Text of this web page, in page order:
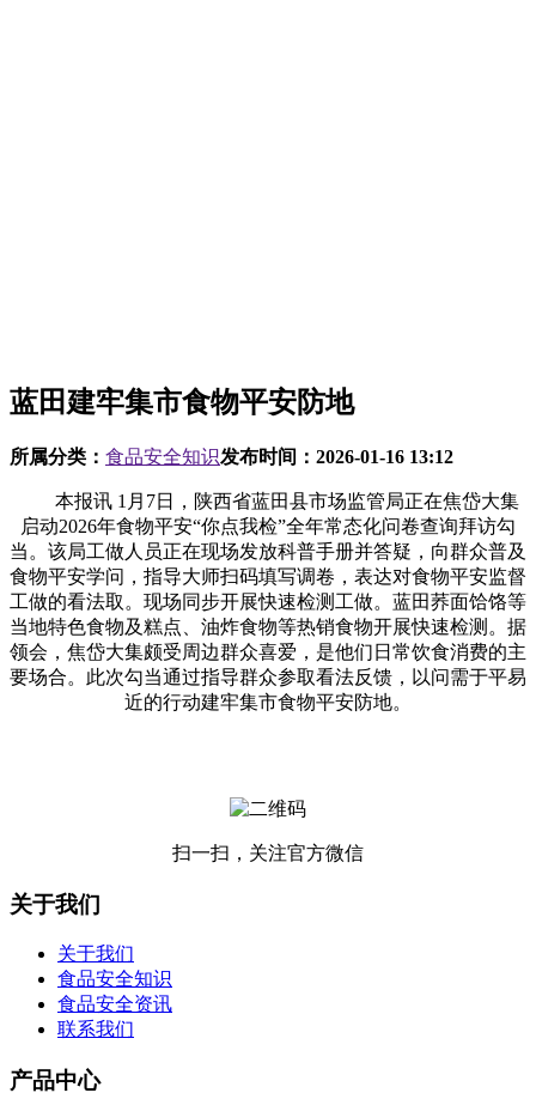
蓝田建牢集市食物平安防地
所属分类： 食品安全知识发布时间： 2026-01-16 13:12
本报讯 1月7日，陕西省蓝田县市场监管局正在焦岱大集
启动2026年食物平安“你点我检”全年常态化问卷查询拜访勾
当。该局工做人员正在现场发放科普手册并答疑，向群众普及
食物平安学问，指导大师扫码填写调卷，表达对食物平安监督
工做的看法取。现场同步开展快速检测工做。蓝田荞面饸饹等
当地特色食物及糕点、油炸食物等热销食物开展快速检测。据
领会，焦岱大集颇受周边群众喜爱，是他们日常饮食消费的主
要场合。此次勾当通过指导群众参取看法反馈，以问需于平易
近的行动建牢集市食物平安防地。
扫一扫，关注官方微信
关于我们
关于我们
食品安全知识
食品安全资讯
联系我们
产品中心